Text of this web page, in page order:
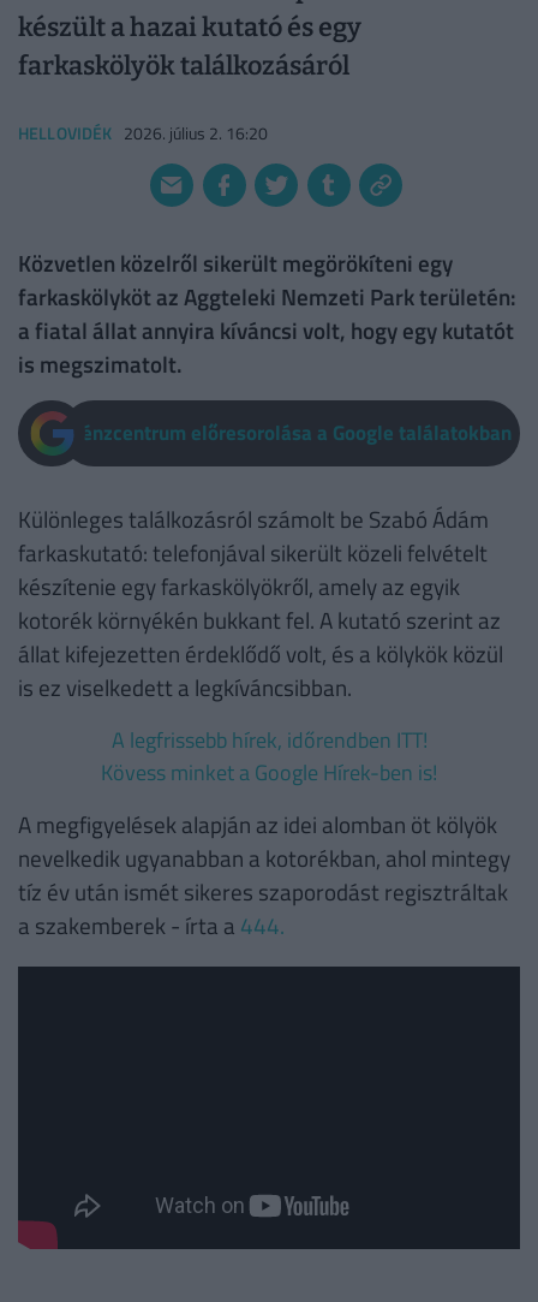
készült a hazai kutató és egy
farkaskölyök találkozásáról
HELLOVIDÉK 2026. július 2. 16:20
Közvetlen közelről sikerült megörökíteni egy
farkaskölyköt az Aggteleki Nemzeti Park területén:
a fiatal állat annyira kíváncsi volt, hogy egy kutatót
is megszimatolt.
Pénzcentrum előresorolása a Google találatokban
Különleges találkozásról számolt be Szabó Ádám
farkaskutató: telefonjával sikerült közeli felvételt
készítenie egy farkaskölyökről, amely az egyik
kotorék környékén bukkant fel. A kutató szerint az
állat kifejezetten érdeklődő volt, és a kölykök közül
is ez viselkedett a legkíváncsibban.
A legfrissebb hírek, időrendben ITT!
Kövess minket a Google Hírek-ben is!
A megfigyelések alapján az idei alomban öt kölyök
nevelkedik ugyanabban a kotorékban, ahol mintegy
tíz év után ismét sikeres szaporodást regisztráltak
a szakemberek - írta a 444.